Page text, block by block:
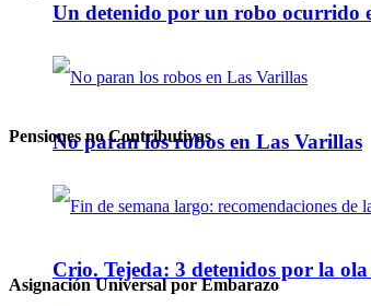
Un detenido por un robo ocurrido
No paran los robos en Las Varillas
Crio. Tejeda: 3 detenidos por la
Pensiones no Contributivas
Asignación Universal por Embarazo